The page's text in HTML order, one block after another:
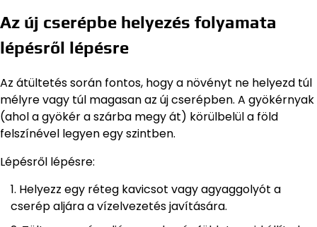
Az új cserépbe helyezés folyamata
lépésről lépésre
Az átültetés során fontos, hogy a növényt ne helyezd túl
mélyre vagy túl magasan az új cserépben. A gyökérnyak
(ahol a gyökér a szárba megy át) körülbelül a föld
felszínével legyen egy szintben.
Lépésről lépésre:
Helyezz egy réteg kavicsot vagy agyaggolyót a
cserép aljára a vízelvezetés javítására.